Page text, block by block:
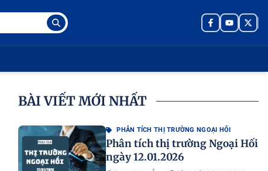
BÀI VIẾT MỚI NHẤT
PHÂN TÍCH THỊ TRƯỜNG NGOẠI HỐI
Phân tích thị trường Ngoại Hối
ngày 12.01.2026